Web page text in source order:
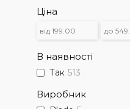
Ціна
В наявності
Так 513
Виробник